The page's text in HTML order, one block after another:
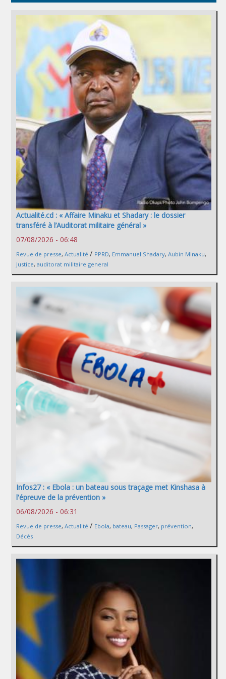
Actualité.cd : « Affaire Minaku et Shadary : le dossier
transféré à l’Auditorat militaire général »
07/08/2026 - 06:48
Revue de presse, Actualité / PPRD, Emmanuel Shadary, Aubin Minaku,
Justice, auditorat militaire general
Infos27 : « Ebola : un bateau sous traçage met Kinshasa à
l'épreuve de la prévention »
06/08/2026 - 06:31
Revue de presse, Actualité / Ebola, bateau, Passager, prévention,
Décès